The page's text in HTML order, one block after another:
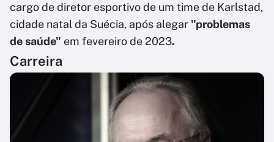
cargo de diretor esportivo de um time de Karlstad,
cidade natal da Suécia, após alegar "problemas
de saúde" em fevereiro de 2023.
Carreira